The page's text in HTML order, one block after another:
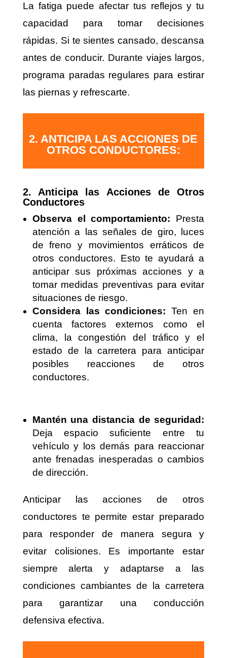
La fatiga puede afectar tus reflejos y tu
capacidad para tomar decisiones
rápidas. Si te sientes cansado, descansa
antes de conducir. Durante viajes largos,
programa paradas regulares para estirar
las piernas y refrescarte.
2. ANTICIPA LAS ACCIONES DE
OTROS CONDUCTORES:
2. Anticipa las Acciones de Otros
Conductores
Observa el comportamiento: Presta
atención a las señales de giro, luces
de freno y movimientos erráticos de
otros conductores. Esto te ayudará a
anticipar sus próximas acciones y a
tomar medidas preventivas para evitar
situaciones de riesgo.
Considera las condiciones: Ten en
cuenta factores externos como el
clima, la congestión del tráfico y el
estado de la carretera para anticipar
posibles reacciones de otros
conductores.
Mantén una distancia de seguridad:
Deja espacio suficiente entre tu
vehículo y los demás para reaccionar
ante frenadas inesperadas o cambios
de dirección.
Anticipar las acciones de otros
conductores te permite estar preparado
para responder de manera segura y
evitar colisiones. Es importante estar
siempre alerta y adaptarse a las
condiciones cambiantes de la carretera
para garantizar una conducción
defensiva efectiva.